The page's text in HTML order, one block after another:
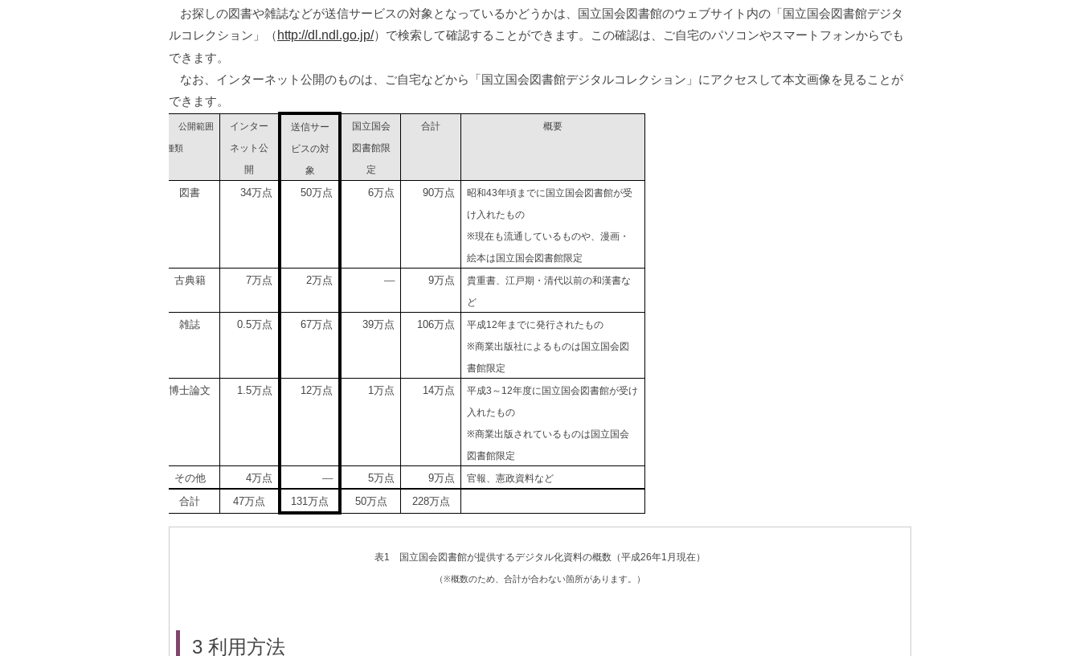
お探しの図書や雑誌などが送信サービスの対象となっているかどうかは、国立国会図書館のウェブサイト内の「国立国会図書館デジタ
ルコレクション」（ http://dl.ndl.go.jp/）で検索して確認することができます。この確認は、ご自宅のパソコンやスマートフォンからでも
できます。
なお、インターネット公開のものは、ご自宅などから「国立国会図書館デジタルコレクション」にアクセスして本文画像を見ることが
できます。
公開範囲
種類
インター
ネット公
開
送信サー
ビスの対
象
国立国会
図書館限
定
合計 概要
図書 34万点 50万点 6万点 90万点 昭和43年頃までに国立国会図書館が受
け入れたもの
※現在も流通しているものや、漫画・
絵本は国立国会図書館限定
古典籍 7万点 2万点 ― 9万点
貴重書、江戸期・清代以前の和漢書な
ど
雑誌 0.5万点 67万点 39万点 106万点 平成12年までに発行されたもの
※商業出版社によるものは国立国会図
書館限定
博士論文 1.5万点 12万点 1万点 14万点 平成3 ～ 12年度に国立国会図書館が受け
入れたもの
※商業出版されているものは国立国会
図書館限定
その他 4万点 ― 5万点 9万点 官報、憲政資料など
合計 47万点 131万点 50万点 228万点
表1 国立国会図書館が提供するデジタル化資料の概数（平成26年1 月現在）
（※概数のため、合計が合わない箇所があります。）
3 利用方法